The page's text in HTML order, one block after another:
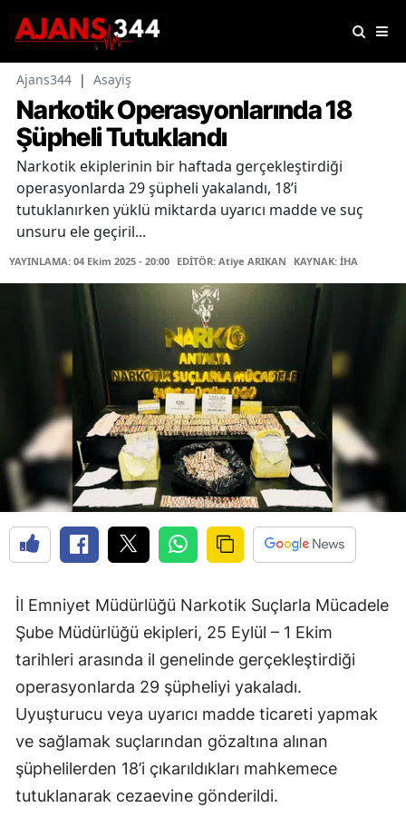
Ajans344 | Asayiş
Narkotik Operasyonlarında 18
Şüpheli Tutuklandı
Narkotik ekiplerinin bir haftada gerçekleştirdiği
operasyonlarda 29 şüpheli yakalandı, 18’i
tutuklanırken yüklü miktarda uyarıcı madde ve suç
unsuru ele geçiril...
YAYINLAMA: 04 Ekim 2025 - 20:00 EDİTÖR: Atiye ARIKAN KAYNAK: İHA
İl Emniyet Müdürlüğü Narkotik Suçlarla Mücadele
Şube Müdürlüğü ekipleri, 25 Eylül – 1 Ekim
tarihleri arasında il genelinde gerçekleştirdiği
operasyonlarda 29 şüpheliyi yakaladı.
Uyuşturucu veya uyarıcı madde ticareti yapmak
ve sağlamak suçlarından gözaltına alınan
şüphelilerden 18’i çıkarıldıkları mahkemece
tutuklanarak cezaevine gönderildi.